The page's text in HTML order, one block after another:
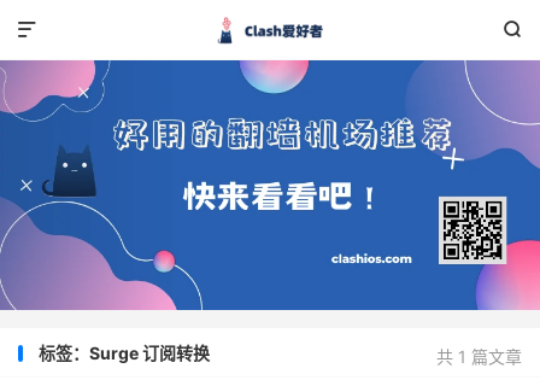


共 1 篇文章
标签：Surge 订阅转换